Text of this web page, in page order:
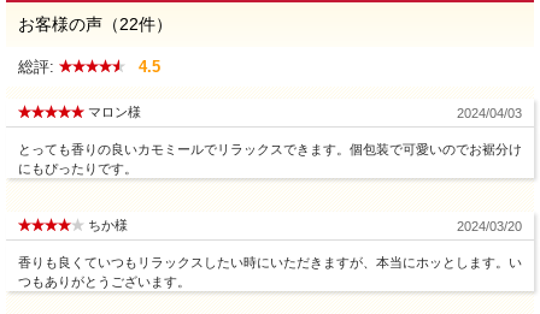
お客様の声（22件）
総評: 4.5
マロン様 2024/04/03
とっても香りの良いカモミールでリラックスできます。個包装で可愛いのでお裾分け
にもぴったりです。
ちか様 2024/03/20
香りも良くていつもリラックスしたい時にいただきますが、本当にホッとします。い
つもありがとうございます。